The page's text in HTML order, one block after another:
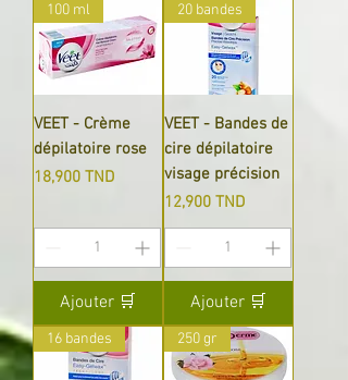
100 ml
VEET - Crème
dépilatoire rose
Prix
18,900 TND
Ajouter 🛒
20 bandes
VEET - Bandes de
cire dépilatoire
visage précision
Prix
12,900 TND
Ajouter 🛒
16 bandes 250 gr